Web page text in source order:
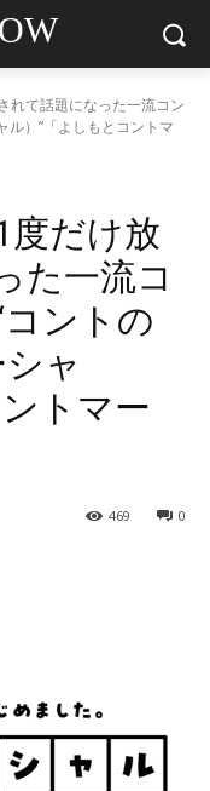
れて話題になった一流コン
ル）”「よしもとコントマ
度だけ放
た一流コ
ントの
ャ
トマー
0
469